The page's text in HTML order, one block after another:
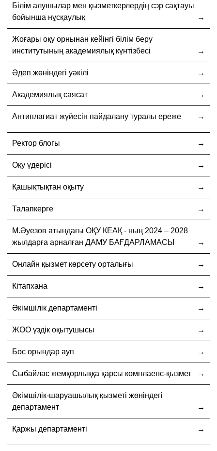
Білім алушылар мен қызметкерлердің сэр сақтауы
бойынша нұсқаулық
Жоғары оқу орнынан кейінгі білім беру
институтының академиялық күнтізбесі
Әдеп жөніндегі уәкілі
Академиялық саясат
Антиплагиат жүйесін пайдалану туралы ереже
Ректор блогы
Оқу үдерісі
Қашықтықтан оқыту
Талапкерге
М.Әуезов атындағы ОҚУ КЕАҚ - ның 2024 – 2028
жылдарға арналған ДАМУ БАҒДАРЛАМАСЫ
Онлайн қызмет көрсету орталығы
Кітапхана
Әкімшілік департаменті
ЖОО үздік оқытушысы
Бос орындар ауп
Cыбайлас жемқорлыққа қарсы комплаенс-қызмет
Әкімшілік-шаруашылық қызметі жөніндегі
департамент
Қаржы департаменті